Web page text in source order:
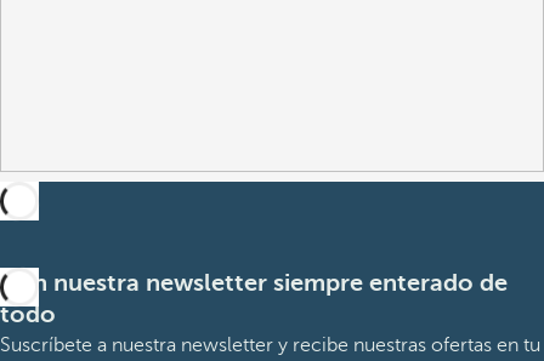
Con nuestra newsletter siempre enterado de
todo
Suscríbete a nuestra newsletter y recibe nuestras ofertas en tu